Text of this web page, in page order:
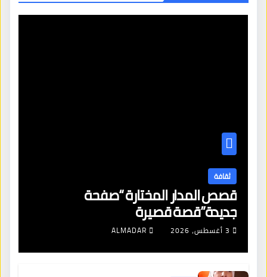
ثقافة
قصص المدار المختارة “صفحة
جديدة”قصة قصيرة
3 أغسطس، 2026 ALMADAR